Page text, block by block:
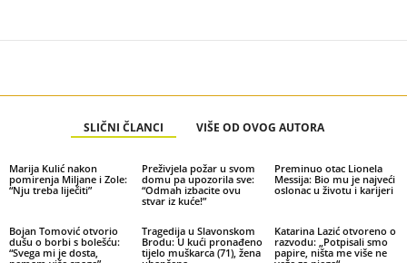
SLIČNI ČLANCI VIŠE OD OVOG AUTORA
Marija Kulić nakon
pomirenja Miljane i Zole:
“Nju treba liječiti”
Preživjela požar u svom
domu pa upozorila sve:
“Odmah izbacite ovu
stvar iz kuće!”
Preminuo otac Lionela
Messija: Bio mu je najveći
oslonac u životu i karijeri
Bojan Tomović otvorio
dušu o borbi s bolešću:
“Svega mi je dosta,
Tragedija u Slavonskom
Brodu: U kući pronađeno
tijelo muškarca (71), žena
Katarina Lazić otvoreno o
razvodu: „Potpisali smo
papire, ništa me više ne